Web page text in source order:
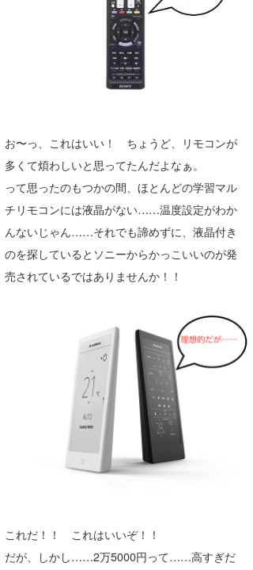
お〜っ、これはいい！ ちょうど、リモコンが
多くて煩わしいと思ってたんだよなぁ。
って思ったのもつかの間、ほとんどの学習マル
チリモコンには液晶がない……温度設定がわか
んないじゃん……それでも諦めずに、液晶付き
のを探しているとソニーからかっこいいのが発
売されているではありませんか！！
これだ！！ これはいいぞ！！
だが、しかし……2万5000円って……高すぎだ